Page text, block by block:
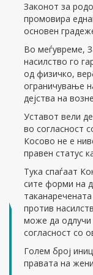
Законот за
промовира
основен
Во меѓувреме,
насилство го
од физичко,
ограничување
дејства на
Уставот вели
во согласност
Косово не е
правен статус
Тука спаѓаат
сите форми на
против
може да одлучи
согласност со
Голем број
правата на